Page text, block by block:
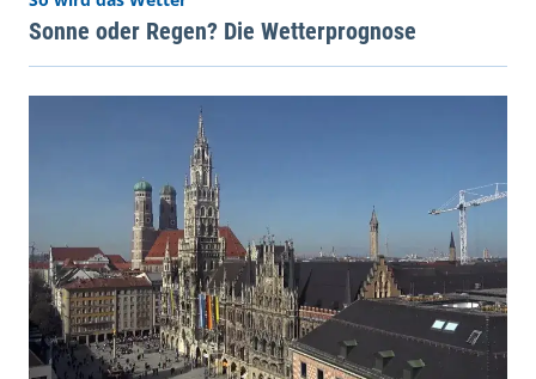
Sonne oder Regen? Die Wetterprognose